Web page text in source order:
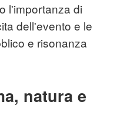
l'importanza di
dell'evento e le
e risonanza
natura e